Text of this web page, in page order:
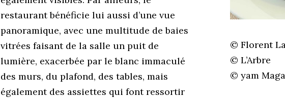
restaurant bénéficie lui aussi d’une vue
panoramique, avec une multitude de baies
vitrées faisant de la salle un puit de
lumière, exacerbée par le blanc immaculé
des murs, du plafond, des tables, mais
également des assiettes qui font ressortir
© Florent
© L’Arbre
© yam